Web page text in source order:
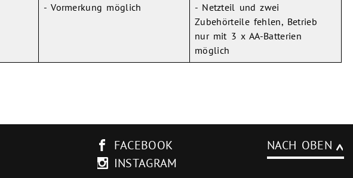
- Vormerkung möglich
- Netzteil und zwei
Zubehörteile fehlen, Betrieb
nur mit 3 x AA-Batterien
möglich
FACEBOOK
INSTAGRAM
NACH OBEN